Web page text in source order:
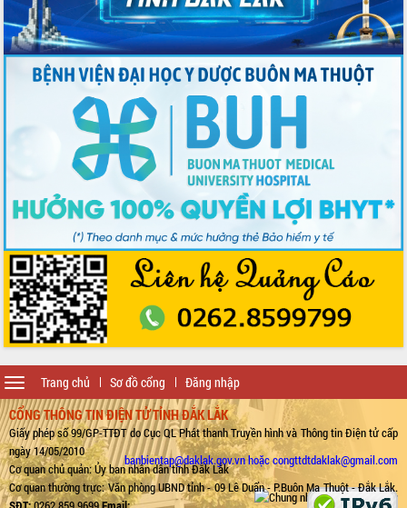
Trang chủ Sơ đồ cổng Đăng nhập
Toggle
navigation
CỔNG THÔNG TIN ĐIỆN TỬ TỈNH ĐẮK LẮK
Giấy phép số 99/GP-TTĐT do Cục QL Phát thanh Truyền hình và Thông tin Điện tử cấp
ngày 14/05/2010
Cơ quan chủ quản: Ủy ban nhân dân tỉnh Đắk Lắk
Cơ quan thường trực: Văn phòng UBND tỉnh - 09 Lê Duẩn - P.Buôn Ma Thuột - Đắk Lắk.
banbientap@daklak.gov.vn hoặc congttdtdaklak@gmail.com